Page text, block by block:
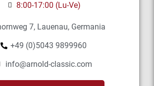
8:00-17:00 (Lu-Ve)
7, Lauenau, Germania
+49 (0)5043 9899960
info@arnold-classic.com